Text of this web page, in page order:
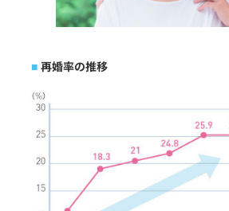
再婚率の推移